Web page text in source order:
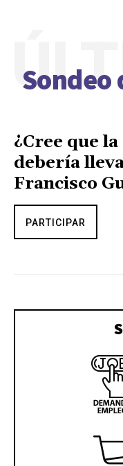
Sondeo
¿Cree que
debería
Francisco
PARTICIPAR